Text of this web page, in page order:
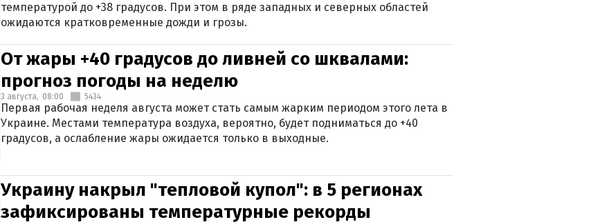
температурой до +38 градусов. При этом в ряде западных и северных областей
ожидаются кратковременные дожди и грозы.
От жары +40 градусов до ливней со шквалами:
прогноз погоды на неделю
3 августа, 08:00 5434
Первая рабочая неделя августа может стать самым жарким периодом этого лета в
Украине. Местами температура воздуха, вероятно, будет подниматься до +40
градусов, а ослабление жары ожидается только в выходные.
Украину накрыл "тепловой купол": в 5 регионах
зафиксированы температурные рекорды